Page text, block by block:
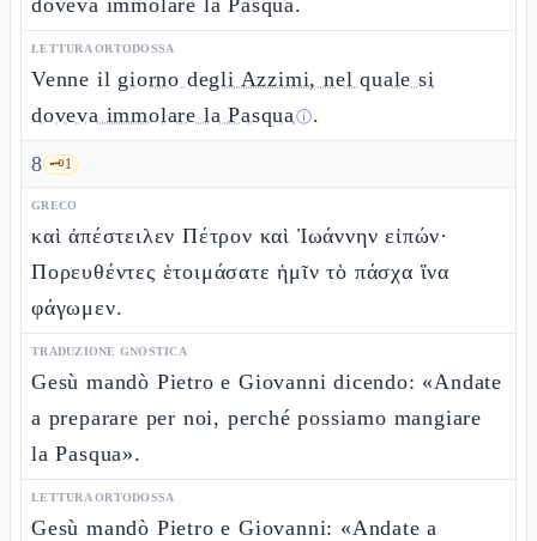
doveva immolare la Pasqua.
LETTURA ORTODOSSA
Venne il giorno degli Azzimi, nel quale si
doveva immolare la Pasquaⓘ.
8 🗝️1
GRECO
καὶ ἀπέστειλεν Πέτρον καὶ Ἰωάννην εἰπών·
Πορευθέντες ἑτοιμάσατε ἡμῖν τὸ πάσχα ἵνα
φάγωμεν.
TRADUZIONE GNOSTICA
Gesù mandò Pietro e Giovanni dicendo: «Andate
a preparare per noi, perché possiamo mangiare
la Pasqua».
LETTURA ORTODOSSA
Gesù mandò Pietro e Giovanni: «Andate a